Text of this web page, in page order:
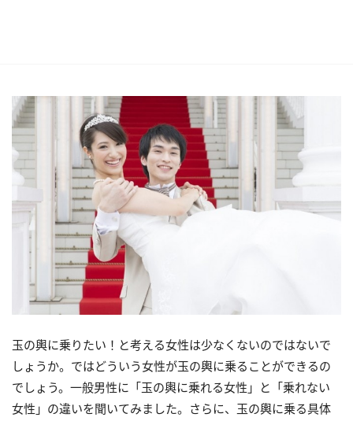
玉の輿に乗りたい！と考える女性は少なくないのではないで
しょうか。ではどういう女性が玉の輿に乗ることができるの
でしょう。一般男性に「玉の輿に乗れる女性」と「乗れない
女性」の違いを聞いてみました。さらに、玉の輿に乗る具体